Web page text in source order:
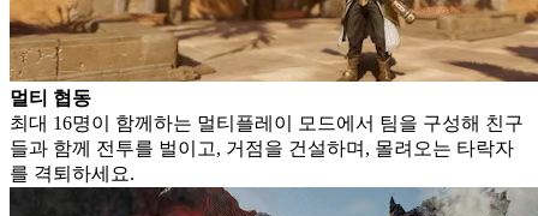
멀티 협동
최대 16명이 함께하는 멀티플레이 모드에서 팀을 구성해 친구
들과 함께 전투를 벌이고, 거점을 건설하며, 몰려오는 타락자
를 격퇴하세요.